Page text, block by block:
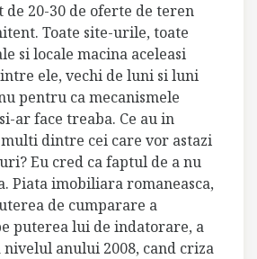
de 20-30 de oferte de teren
Toate site-urile, toate
si locale macina aceleasi
ele, vechi de luni si luni
pentru ca mecanismele
ar face treaba. Ce au in
dintre cei care vor astazi
Eu cred ca faptul de a nu
Piata imobiliara romaneasca,
de cumparare a
puterea lui de indatorare, a
nivelul anului 2008, cand criza